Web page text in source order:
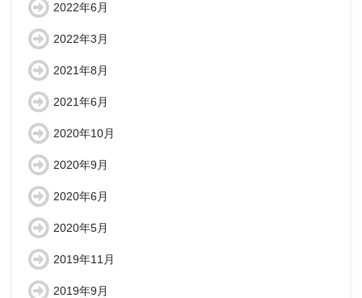
2022年6月
2022年3月
2021年8月
2021年6月
2020年10月
2020年9月
2020年6月
2020年5月
2019年11月
2019年9月